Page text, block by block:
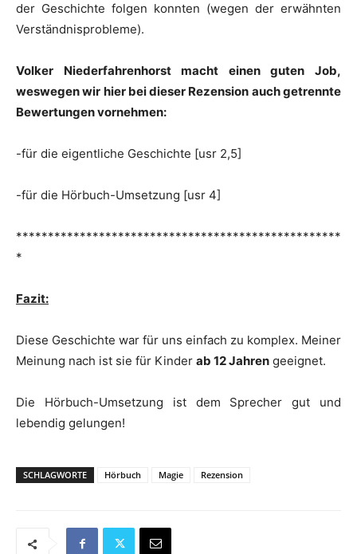
der Geschichte folgen konnten (wegen der erwähnten
Verständnisprobleme).
Volker Niederfahrenhorst macht einen guten Job,
weswegen wir hier bei dieser Rezension auch getrennte
Bewertungen vornehmen:
-für die eigentliche Geschichte [usr 2,5]
-für die Hörbuch-Umsetzung [usr 4]
***************************************************
*
Fazit:
Diese Geschichte war für uns einfach zu komplex. Meiner
Meinung nach ist sie für Kinder ab 12 Jahren geeignet.
Die Hörbuch-Umsetzung ist dem Sprecher gut und
lebendig gelungen!
SCHLAGWORTE Hörbuch Magie Rezension